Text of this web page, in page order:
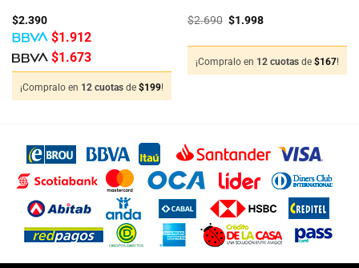
$2.390
$1.912
$1.673
¡Compralo en 12 cuotas de $199!
$2.690 El
era:
$2.690.
$1.998El
es:
$1.998.
¡Compralo en 12 cuotas de $167!